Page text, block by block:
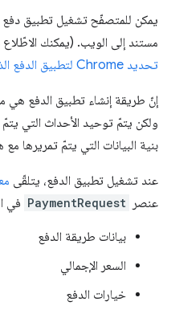
يمكن للمتصفّح تشغيل تطبيق دفع
مستند إلى الويب. (يمكنك
تحديد Chrome لتطبيق الدفع الذي يجب تشغيله
إنّ طريقة إنشاء تطبيق الدفع
ولكن يتمّ توحيد الأحداث التي يتمّ
بنية البيانات التي يتمّ تمريرها
عند تشغيل تطبيق الدفع، يتلقّى
عنصر PaymentRequest في الخطوة
بيانات طريقة الدفع
السعر الإجمالي
خيارات الدفع